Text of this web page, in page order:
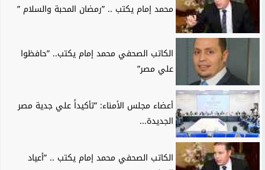
محمد إمام يكتب .. ”رمضان المحبة والسلام ”
الكاتب الصحفي محمد إمام يكتب.. ”حافظوا
علي مصر”
أعضاء مجلس الأمناء: ”تأكيداً علي جدية مصر
الجديدة...
الكاتب الصحفي محمد إمام يكتب .. ”أعياد